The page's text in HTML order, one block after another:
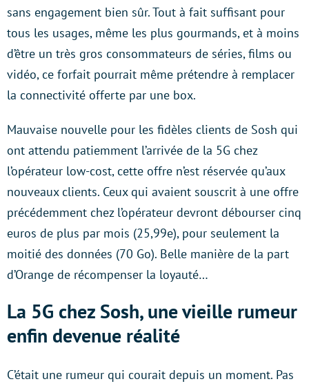
sans engagement bien sûr. Tout à fait suffisant pour
tous les usages, même les plus gourmands, et à moins
d’être un très gros consommateurs de séries, films ou
vidéo, ce forfait pourrait même prétendre à remplacer
la connectivité offerte par une box.
Mauvaise nouvelle pour les fidèles clients de Sosh qui
ont attendu patiemment l’arrivée de la 5G chez
l’opérateur low-cost, cette offre n’est réservée qu’aux
nouveaux clients. Ceux qui avaient souscrit à une offre
précédemment chez l’opérateur devront débourser cinq
euros de plus par mois (25,99e), pour seulement la
moitié des données (70 Go). Belle manière de la part
d’Orange de récompenser la loyauté…
La 5G chez Sosh, une vieille rumeur
enfin devenue réalité
C’était une rumeur qui courait depuis un moment. Pas